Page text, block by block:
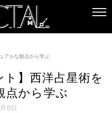
アルな観点から学ぶ
ト】西洋占星術を
点から学ぶ
8日